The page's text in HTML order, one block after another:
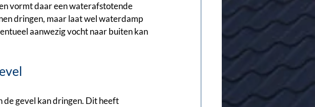
vormt daar een waterafstotende
dringen, maar laat wel waterdamp
aanwezig vocht naar buiten kan
gevel kan dringen. Dit heeft